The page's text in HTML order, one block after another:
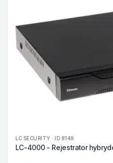
LC SECURITY · ID 8149
LC-4000 - Rejestrator